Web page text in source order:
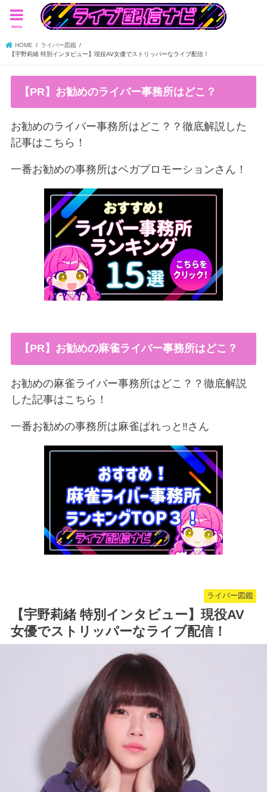
menu
HOME
ライバー図鑑
【宇野莉緒 特別インタビュー】現役AV女優でストリッパーなライブ配信！
【PR】お勧めのライバー事務所はどこ？
お勧めのライバー事務所はどこ？？徹底解説した
記事はこちら！
一番お勧めの事務所はベガプロモーションさん！
【PR】お勧めの麻雀ライバー事務所はどこ？
お勧めの麻雀ライバー事務所はどこ？？徹底解説
した記事はこちら！
一番お勧めの事務所は麻雀ぱれっと‼︎さん
ライバー図鑑
【宇野莉緒 特別インタビュー】現役AV
女優でストリッパーなライブ配信！